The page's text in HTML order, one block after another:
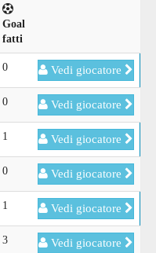
Goal
fatti
0 Vedi giocatore
0 Vedi giocatore
1 Vedi giocatore
0 Vedi giocatore
1 Vedi giocatore
3 Vedi giocatore